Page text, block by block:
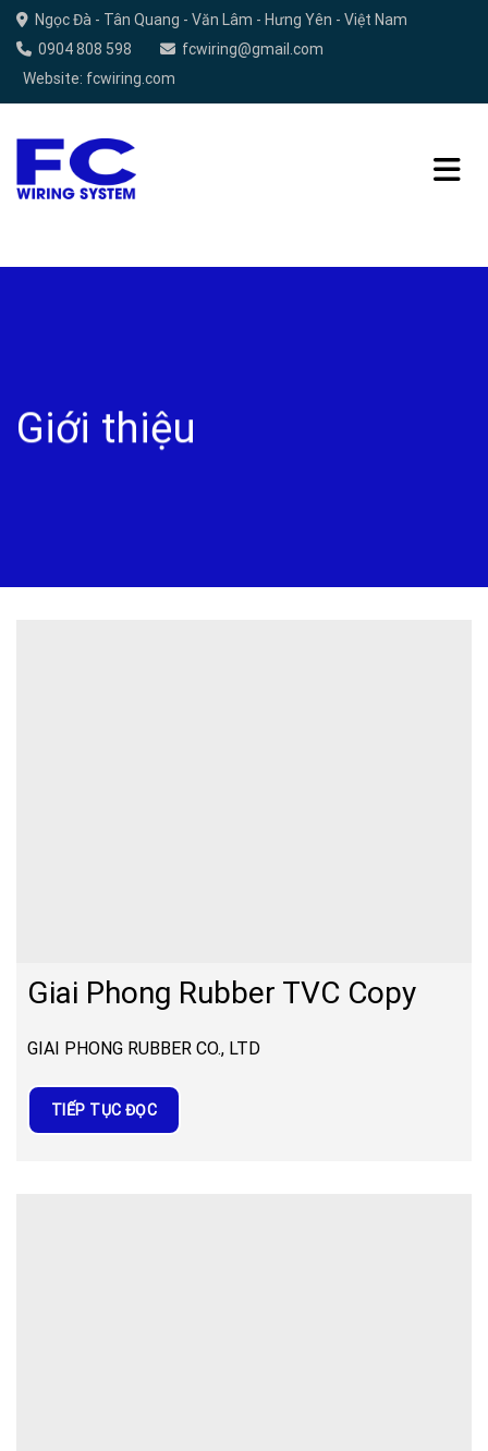
Chuyển
đến
Ngọc Đà - Tân Quang - Văn Lâm - Hưng Yên - Việt Nam
0904 808 598
fcwiring@gmail.com
Website: fcwiring.com
Giới thiệu
Giai Phong Rubber TVC Copy
GIAI PHONG RUBBER CO., LTD
TIẾP TỤC ĐỌC